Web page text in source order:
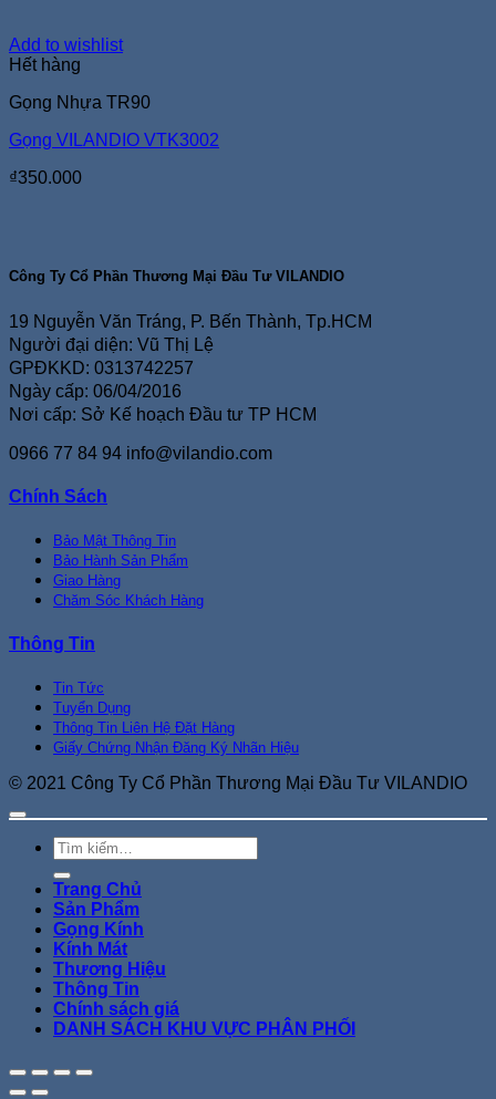
Add to wishlist
Hết hàng
Gọng Nhựa TR90
Gọng VILANDIO VTK3002
₫350.000
Công Ty Cổ Phần Thương Mại Đầu Tư VILANDIO
19 Nguyễn Văn Tráng, P. Bến Thành, Tp.HCM
Người đại diện: Vũ Thị Lệ
GPĐKKD: 0313742257
Ngày cấp: 06/04/2016
Nơi cấp: Sở Kế hoạch Đầu tư TP HCM
0966 77 84 94 info@vilandio.com
Chính Sách
Bảo Mật Thông Tin
Bảo Hành Sản Phẩm
Giao Hàng
Chăm Sóc Khách Hàng
Thông Tin
Tin Tức
Tuyển Dụng
Thông Tin Liên Hệ Đặt Hàng
Giấy Chứng Nhận Đăng Ký Nhãn Hiệu
© 2021 Công Ty Cổ Phần Thương Mại Đầu Tư VILANDIO
Tìm
kiếm:
Trang Chủ
Sản Phẩm
Gọng Kính
Kính Mát
Thương Hiệu
Thông Tin
Chính sách giá
DANH SÁCH KHU VỰC PHÂN PHỐI